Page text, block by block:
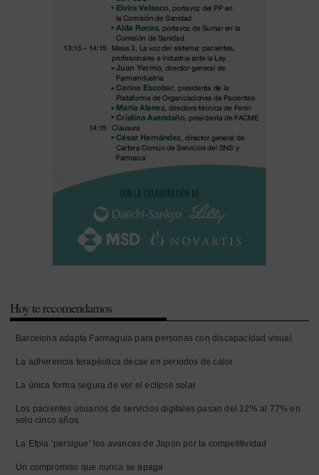
Hoy te recomendamos
Barcelona adapta Farmaguia para personas con discapacidad visual
La adherencia terapéutica decae en periodos de calor
La única forma segura de ver el eclipse solar
Los pacientes usuarios de servicios digitales pasan del 12% al 77% en
solo cinco años
La Efpia ‘persigue’ los avances de Japón por la competitividad
Un compromiso que nunca se apaga